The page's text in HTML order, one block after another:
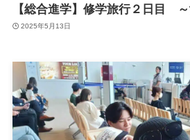
【総合進学】修学旅行２日目
2025年5月13日